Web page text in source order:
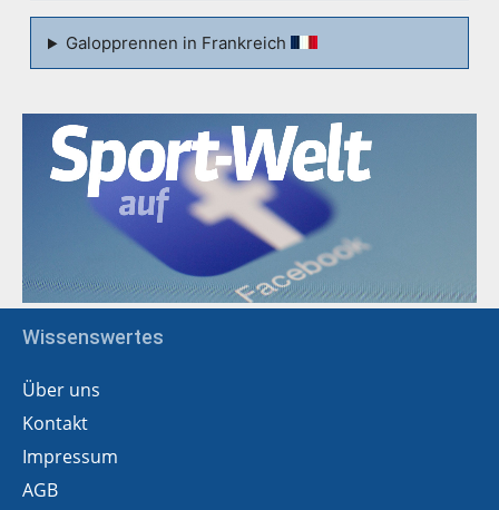
Galopprennen in Frankreich
Wissenswertes
Über uns
Kontakt
Impressum
AGB